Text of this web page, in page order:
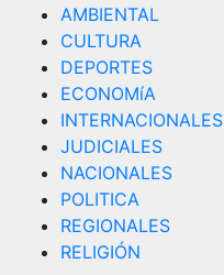
AMBIENTAL
CULTURA
DEPORTES
ECONOMíA
INTERNACIONALES
JUDICIALES
NACIONALES
POLITICA
REGIONALES
RELIGIÓN